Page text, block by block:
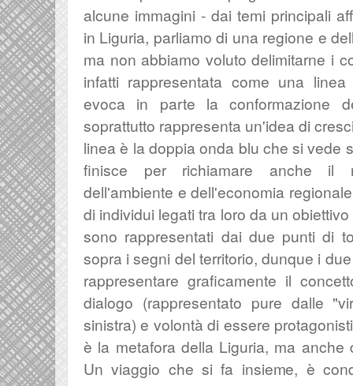
alcune immagini - dai temi principali
in Liguria, parliamo di una regione e
ma non abbiamo voluto delimitarne i
infatti rappresentata come una
evoca in parte la conformazione
soprattutto rappresenta un'idea di
linea è la doppia onda blu che si vede
finisce per richiamare anche il
dell'ambiente e dell'economia
di individui legati tra loro da un
sono rappresentati dai due punti di
sopra i segni del territorio, dunque i
rappresentare graficamente il
dialogo (rappresentato pure dalle
sinistra) e volontà di essere
è la metafora della Liguria, ma
Un viaggio che si fa insieme, è